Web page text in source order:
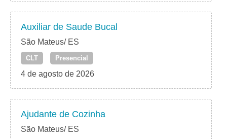
Auxiliar de Saude Bucal
São Mateus/ ES
CLT Presencial
4 de agosto de 2026
Ajudante de Cozinha
São Mateus/ ES